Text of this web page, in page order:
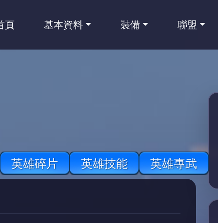
頁 基本資料 裝備 聯盟
英雄碎片 英雄技能 英雄專武